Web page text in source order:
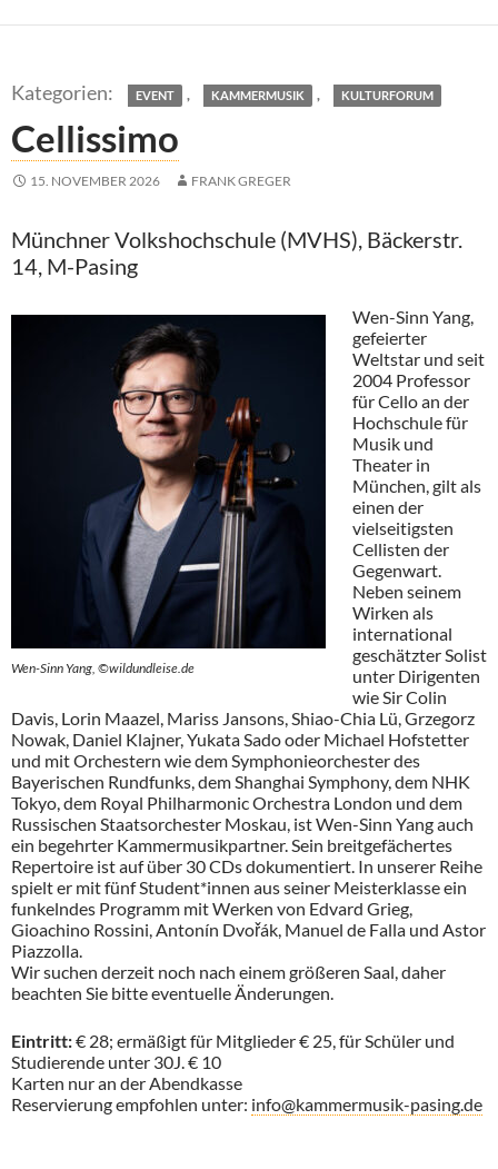
EVENT , KAMMERMUSIK , KULTURFORUM
Cellissimo
15. NOVEMBER 2026 FRANK GREGER
Münchner Volkshochschule (MVHS), Bäckerstr.
14, M-Pasing
Wen-Sinn Yang, ©wildundleise.de
Wen-Sinn Yang,
gefeierter
Weltstar und seit
2004 Professor
für Cello an der
Hochschule für
Musik und
Theater in
München, gilt als
einen der
vielseitigsten
Cellisten der
Gegenwart.
Neben seinem
Wirken als
international
geschätzter Solist
unter Dirigenten
wie Sir Colin
Davis, Lorin Maazel, Mariss Jansons, Shiao-Chia Lü, Grzegorz
Nowak, Daniel Klajner, Yukata Sado oder Michael Hofstetter
und mit Orchestern wie dem Symphonieorchester des
Bayerischen Rundfunks, dem Shanghai Symphony, dem NHK
Tokyo, dem Royal Philharmonic Orchestra London und dem
Russischen Staatsorchester Moskau, ist Wen-Sinn Yang auch
ein begehrter Kammermusikpartner. Sein breitgefächertes
Repertoire ist auf über 30 CDs dokumentiert. In unserer Reihe
spielt er mit fünf Student*innen aus seiner Meisterklasse ein
funkelndes Programm mit Werken von Edvard Grieg,
Gioachino Rossini, Antonín Dvořák, Manuel de Falla und Astor
Piazzolla.
Wir suchen derzeit noch nach einem größeren Saal, daher
beachten Sie bitte eventuelle Änderungen.
Eintritt:€ 28; ermäßigt für Mitglieder € 25, für Schüler und
Studierende unter 30J. € 10
Karten nur an der Abendkasse
Reservierung empfohlen unter: info@kammermusik-pasing.de